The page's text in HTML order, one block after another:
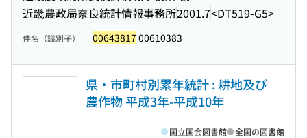
近畿農政局奈良統計情報事務所2001.7<DT519-G5>
件名（識別子） 00643817 00610383
県・市町村別累年統計 : 耕地及び
農作物 平成3年-平成10年
国立国会図書館 全国の図書館